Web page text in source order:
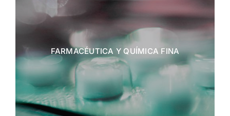
FARMACÉUTICA Y QUÍMICA FINA